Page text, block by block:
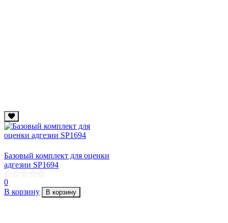
Базовый комплект для оценки
адгезии SP1694
0
В корзину
В корзину